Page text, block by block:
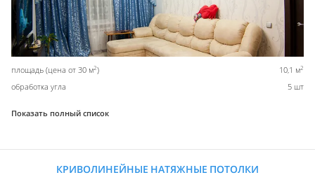
площадь (цена от 30 м2) 10,1 м2
обработка угла 5 шт
Показать полный список
КРИВОЛИНЕЙНЫЕ НАТЯЖНЫЕ ПОТОЛКИ